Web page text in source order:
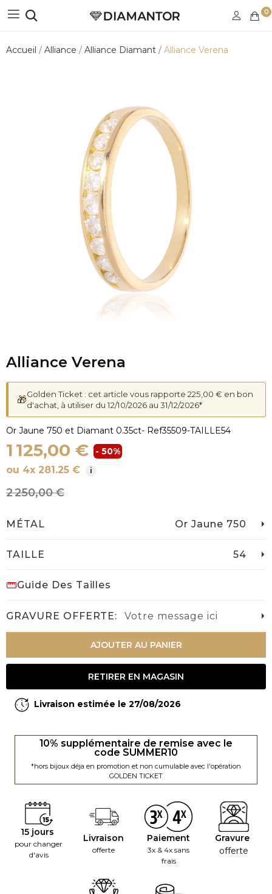
0
Accueil Alliance Alliance Diamant Alliance Verena
Alliance Verena
🎁Golden Ticket : cet article vous rapporte 225,00 € en bon
d'achat, à utiliser du 12/10/2026 au 31/12/2026*
Or Jaune 750 et Diamant 0.35ct- Ref35509-TAILLE54
1 125,00 € - 50%
ou 4x 281.25 € i
2 250,00 €
MÉTAL Or Jaune 750
TAILLE 54
Guide Des Tailles
GRAVURE OFFERTE: Votre message ici
AJOUTER AU PANIER
RETIRER EN MAGASIN
Livraison estimée le 27/08/2026
10% supplémentaire de remise avec le
code SUMMER10
*hors bijoux déja en promotion et non cumulable avec l'opération
GOLDEN TICKET
15 jours
pour changer
d'avis
Livraison
offerte
Paiement
3x & 4x sans
frais
Gravure
offerte